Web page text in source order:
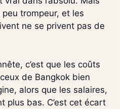
trompeur, et les
ne se privent pas de
c’est que les coûts
de Bangkok bien
alors que les salaires,
plus bas. C’est cet écart